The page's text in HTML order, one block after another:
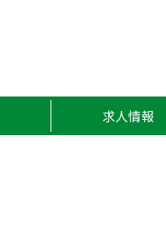
求人情報